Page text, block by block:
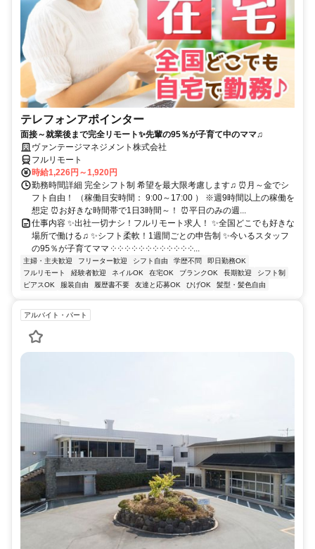
テレフォンアポインター
面接～就業後まで完全リモート✨先輩の95％が子育て中のママ♫
ヴァンテージマネジメント株式会社
フルリモート
時給1,226円～1,920円
勤務時間詳細 完全シフト制 希望を最大限考慮します♫ ⏰月～金でシ
フト自由！ （稼働目安時間： 9:00～17:00 ） ※週9時間以上の稼働を
想定 ⏰お好きな時間帯で1日3時間～！ ⏰平日のみの週...
仕事内容 ✨出社一切ナシ！フルリモート求人！ ✨全国どこでも好きな
場所で働ける♫ ✨シフト柔軟！1週間ごとの申告制 ✨今いるスタッフ
の95％が子育てママ ༶ ༶ ༶ ༶ ༶ ༶ ༶ ༶ ༶ ༶ ༶ ༶...
主婦・主夫歓迎 フリーター歓迎 シフト自由 学歴不問
即日勤務OK
フルリモート
経験者歓迎 ネイルOK 在宅OK ブランクOK 長期歓迎
シフト制
ピアスOK
服装自由 履歴書不要 友達と応募OK ひげOK 髪型・髪色自由
アルバイト・パート